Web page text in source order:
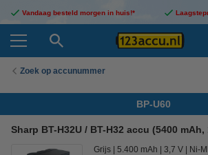
Vandaag besteld morgen in huis!*
Zoek op accunummer
BP-U60
Sharp BT-H32U / BT-H32 accu (5400
Grijs 5.400 mAh 3,7 V Ni-